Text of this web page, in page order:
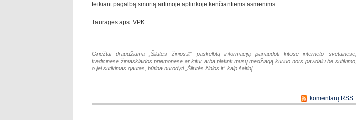
teikiant pagalbą smurtą artimoje aplinkoje kenčiantiems asmenims.
Tauragės aps. VPK
Griežtai draudžiama „Šilutės žinios.lt“ paskelbtą informaciją panaudoti kitose interneto svetainėse,
tradicinėse žiniasklaidos priemonėse ar kitur arba platinti mūsų medžiagą kuriuo nors pavidalu be sutikimo,
o jei sutikimas gautas, būtina nurodyti „Šilutės žinios.lt“ kaip šaltinį.
komentarų RSS